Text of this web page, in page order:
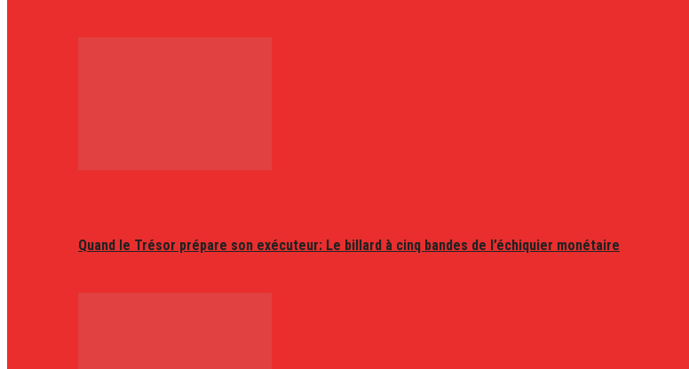
Quand le Trésor prépare son exécuteur: Le billard à cinq bandes de l’échiquier monétaire